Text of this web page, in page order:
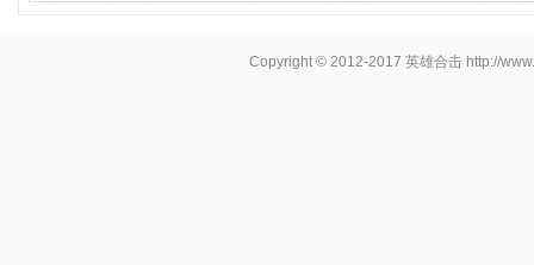
Copyright © 2012-2017 英雄合击 http://